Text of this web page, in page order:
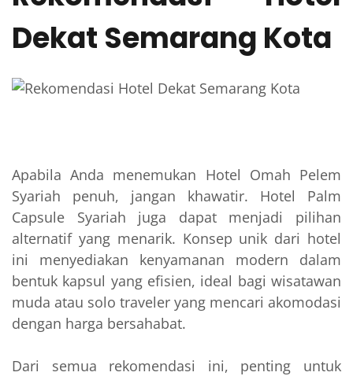
Dekat Semarang Kota
Apabila Anda menemukan Hotel Omah Pelem
Syariah penuh, jangan khawatir. Hotel Palm
Capsule Syariah juga dapat menjadi pilihan
alternatif yang menarik. Konsep unik dari hotel
ini menyediakan kenyamanan modern dalam
bentuk kapsul yang efisien, ideal bagi wisatawan
muda atau solo traveler yang mencari akomodasi
dengan harga bersahabat.
Dari semua rekomendasi ini, penting untuk